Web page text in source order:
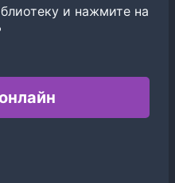
и нажмите на